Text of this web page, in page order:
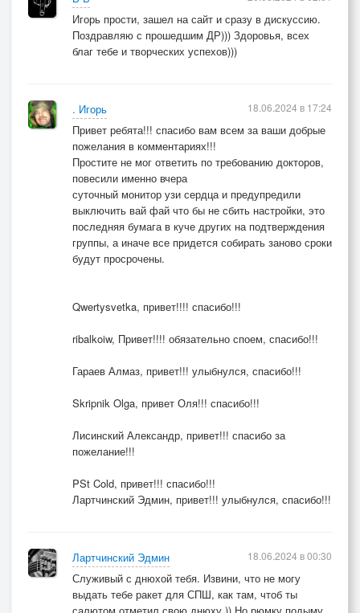
Игорь прости, зашел на сайт и сразу в дискуссию.
Поздравляю с прошедшим ДР))) Здоровья, всех
благ тебе и творческих успехов)))
. Игорь
Привет ребята!!! спасибо вам всем за ваши добрые
пожелания в комментариях!!!
Простите не мог ответить по требованию докторов,
повесили именно вчера
суточный монитор узи сердца и предупредили
выключить вай фай что бы не сбить настройки, это
последняя бумага в куче других на подтверждения
группы, а иначе все придется собирать заново сроки
будут просрочены.
Qwertysvetka, привет!!!! спасибо!!!
ribalkoiw, Привет!!!! обязательно споем, спасибо!!!
Гараев Алмаз, привет!!! улыбнулся, спасибо!!!
Skripnik Olga, привет Оля!!! спасибо!!!
Лисинский Александр, привет!!! спасибо за
пожелание!!!
PSt Cold, привет!!! спасибо!!!
Лартчинский Эдмин, привет!!! улыбнулся, спасибо!!!
18.06.2024 в 17:24
Лартчинский Эдмин
Служивый с днюхой тебя. Извини, что не могу
выдать тебе ракет для СПШ, как там, чтоб ты
18.06.2024 в 00:30